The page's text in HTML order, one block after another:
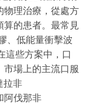
物理治療，從處方
算的患者。最常見
、低能量衝擊波
這些方案中，口
市場上的主流口服
拉非
阿伐那非